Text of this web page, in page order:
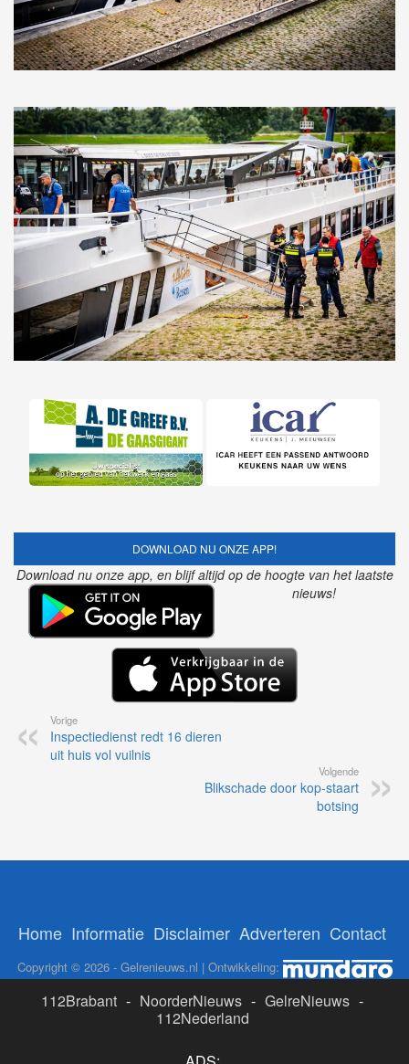
DOWNLOAD NU ONZE APP!
Download nu onze app, en blijf altijd op de hoogte van het laatste
nieuws!
Vorige
Inspectiedienst redt 16 dieren
uit huis vol vuilnis
Volgende
Blikschade door kop-staart
botsing
Home Informatie Disclaimer Adverteren Contact
Copyright © 2026 - Gelrenieuws.nl | Ontwikkeling:
112Brabant - NoorderNieuws - GelreNieuws -
112Nederland